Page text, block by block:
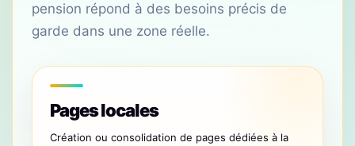
pension répond à des besoins précis de
garde dans une zone réelle.
Pages locales
Création ou consolidation de pages dédiées à la